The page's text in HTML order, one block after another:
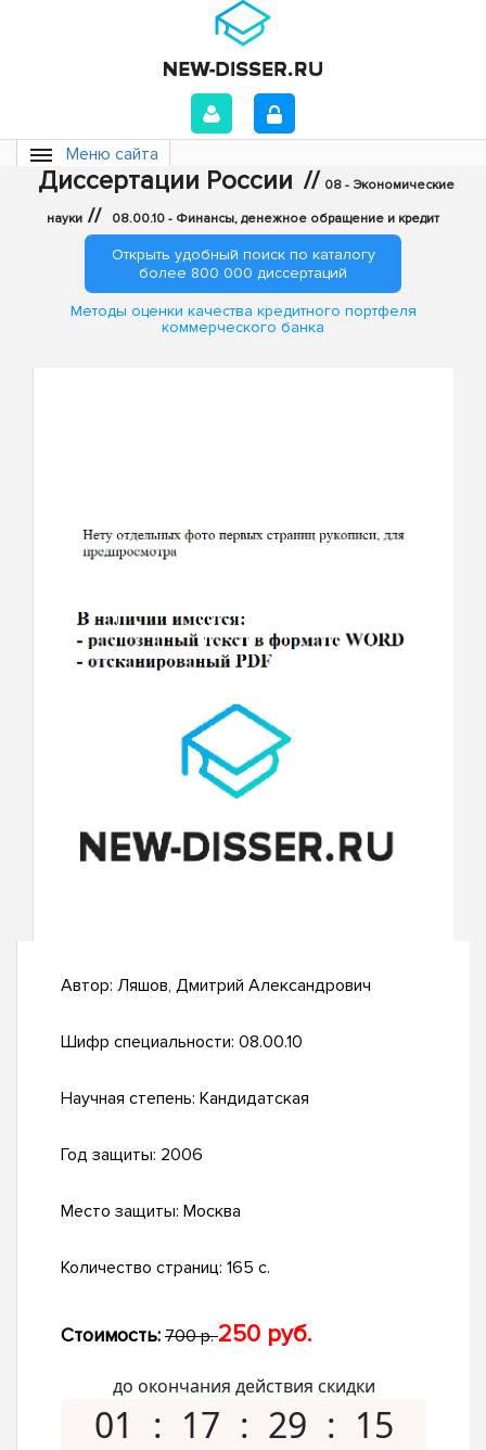
Меню сайта
Диссертации России // 08 - Экономические
науки // 08.00.10 - Финансы, денежное обращение и кредит
Открыть удобный поиск по каталогу
более 800 000 диссертаций
Методы оценки качества кредитного портфеля
коммерческого банка
Автор: Ляшов, Дмитрий Александрович
Шифр специальности: 08.00.10
Научная степень: Кандидатская
Год защиты: 2006
Место защиты: Москва
Количество страниц: 165 с.
Стоимость: 700 р.250 руб.
до окончания действия скидки
01 17 29 14